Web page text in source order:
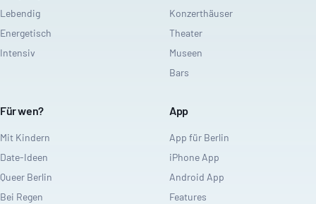
Lebendig
Energetisch
Intensiv
Konzerthäuser
Theater
Museen
Bars
Für wen?
Mit Kindern
Date-Ideen
Queer Berlin
Bei Regen
App
App für Berlin
iPhone App
Android App
Features